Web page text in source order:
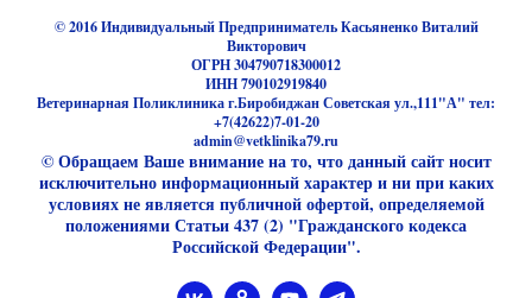
© 2016 Индивидуальный Предприниматель Касьяненко Виталий
Викторович
ОГРН 304790718300012
ИНН 790102919840
Ветеринарная Поликлиника г.Биробиджан Советская ул.,111"А" тел:
+7(42622)7-01-20
admin@vetklinika79.ru
© Обращаем Ваше внимание на то, что данный сайт носит
исключительно информационный характер и ни при каких
условиях не является публичной офертой, определяемой
положениями Статьи 437 (2) "Гражданского кодекса
Российской Федерации".